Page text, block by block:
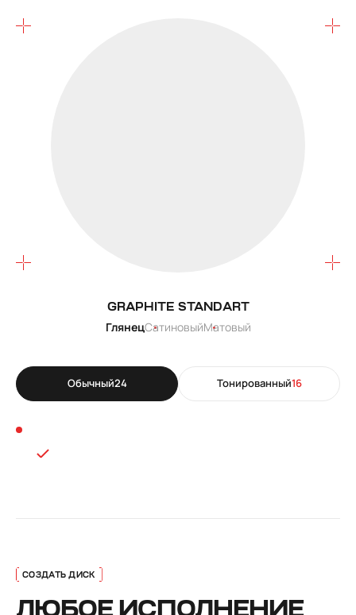
Обычный24 Тонированный16
GRAPHITE STANDART
ГлянецСатиновыйМатовый
ЛЮБОЕ ИСПОЛНЕНИЕ